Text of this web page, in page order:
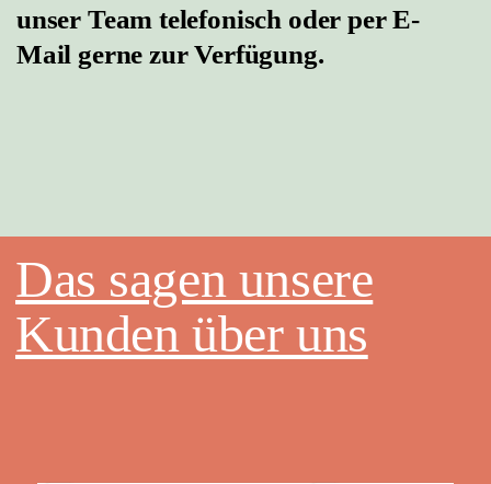
unser Team telefonisch oder per E-
Mail gerne zur Verfügung.
Das sagen unsere
Kunden über uns